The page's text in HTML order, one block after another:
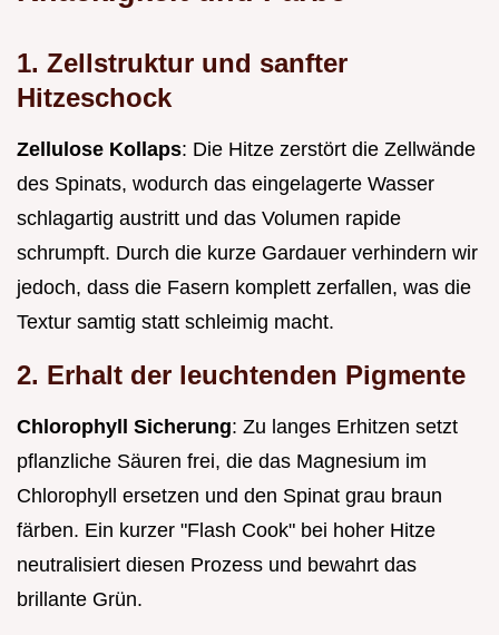
1. Zellstruktur und sanfter
Hitzeschock
Zellulose Kollaps: Die Hitze zerstört die Zellwände
des Spinats, wodurch das eingelagerte Wasser
schlagartig austritt und das Volumen rapide
schrumpft. Durch die kurze Gardauer verhindern wir
jedoch, dass die Fasern komplett zerfallen, was die
Textur samtig statt schleimig macht.
2. Erhalt der leuchtenden Pigmente
Chlorophyll Sicherung: Zu langes Erhitzen setzt
pflanzliche Säuren frei, die das Magnesium im
Chlorophyll ersetzen und den Spinat grau braun
färben. Ein kurzer "Flash Cook" bei hoher Hitze
neutralisiert diesen Prozess und bewahrt das
brillante Grün.